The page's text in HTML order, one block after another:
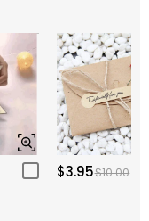
$3.95$10.00